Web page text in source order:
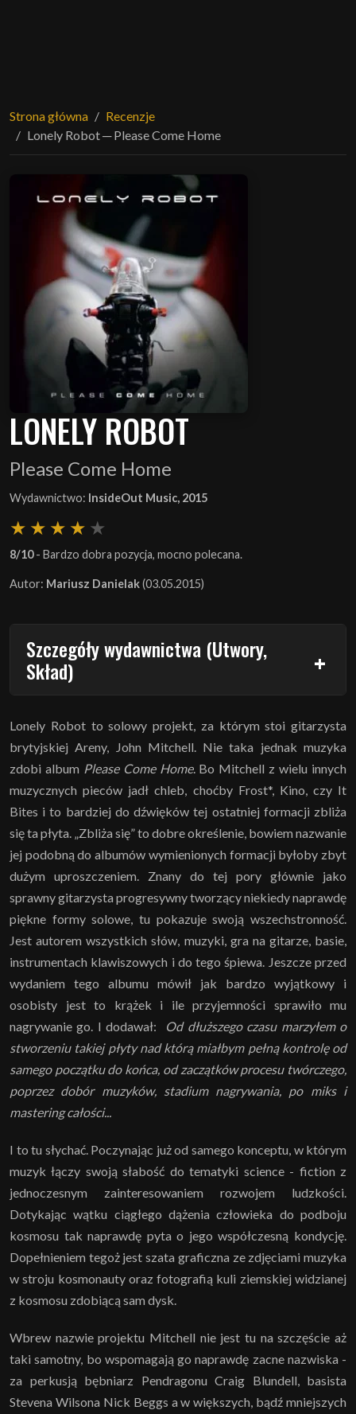
Strona główna
Recenzje
Lonely Robot ─ Please Come Home
LONELY ROBOT
Please Come Home
Wydawnictwo: InsideOut Music, 2015
8/10- Bardzo dobra pozycja, mocno polecana.
Autor: Mariusz Danielak(03.05.2015)
Szczegóły wydawnictwa (Utwory,
Skład)
Lonely Robot to solowy projekt, za którym stoi gitarzysta
brytyjskiej Areny, John Mitchell. Nie taka jednak muzyka
zdobi album Please Come Home. Bo Mitchell z wielu innych
muzycznych pieców jadł chleb, choćby Frost*, Kino, czy It
Bites i to bardziej do dźwięków tej ostatniej formacji zbliża
się ta płyta. „Zbliża się” to dobre określenie, bowiem nazwanie
jej podobną do albumów wymienionych formacji byłoby zbyt
dużym uproszczeniem. Znany do tej pory głównie jako
sprawny gitarzysta progresywny tworzący niekiedy naprawdę
piękne formy solowe, tu pokazuje swoją wszechstronność.
Jest autorem wszystkich słów, muzyki, gra na gitarze, basie,
instrumentach klawiszowych i do tego śpiewa. Jeszcze przed
wydaniem tego albumu mówił jak bardzo wyjątkowy i
osobisty jest to krążek i ile przyjemności sprawiło mu
nagrywanie go. I dodawał: Od dłuższego czasu marzyłem o
stworzeniu takiej płyty nad którą miałbym pełną kontrolę od
samego początku do końca, od zaczątków procesu twórczego,
poprzez dobór muzyków, stadium nagrywania, po miks i
mastering całości...
I to tu słychać. Poczynając już od samego konceptu, w którym
muzyk łączy swoją słabość do tematyki science - fiction z
jednoczesnym zainteresowaniem rozwojem ludzkości.
Dotykając wątku ciągłego dążenia człowieka do podboju
kosmosu tak naprawdę pyta o jego współczesną kondycję.
Dopełnieniem tegoż jest szata graficzna ze zdjęciami muzyka
w stroju kosmonauty oraz fotografią kuli ziemskiej widzianej
z kosmosu zdobiącą sam dysk.
Wbrew nazwie projektu Mitchell nie jest tu na szczęście aż
taki samotny, bo wspomagają go naprawdę zacne nazwiska -
za perkusją bębniarz Pendragonu Craig Blundell, basista
Stevena Wilsona Nick Beggs a w większych, bądź mniejszych